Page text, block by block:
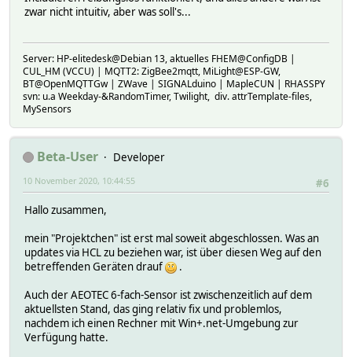
zwar nicht intuitiv, aber was soll's...
Server: HP-elitedesk@Debian 13, aktuelles FHEM@ConfigDB |
CUL_HM (VCCU) | MQTT2: ZigBee2mqtt, MiLight@ESP-GW,
BT@OpenMQTTGw | ZWave | SIGNALduino | MapleCUN | RHASSPY
svn: u.a Weekday-&RandomTimer, Twilight, div. attrTemplate-files,
MySensors
Beta-User
Developer
#6
10 November 2020, 10:44:55
Hallo zusammen,
mein "Projektchen" ist erst mal soweit abgeschlossen. Was an
updates via HCL zu beziehen war, ist über diesen Weg auf den
betreffenden Geräten drauf
.
Auch der AEOTEC 6-fach-Sensor ist zwischenzeitlich auf dem
aktuellsten Stand, das ging relativ fix und problemlos,
nachdem ich einen Rechner mit Win+.net-Umgebung zur
Verfügung hatte.